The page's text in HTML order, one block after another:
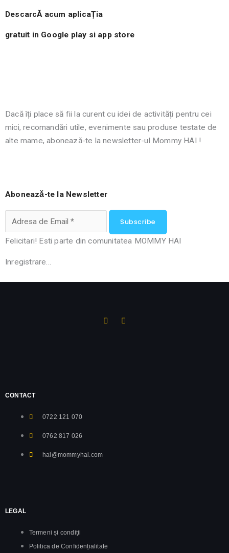
DescarcĂ acum aplicaȚia
gratuit in Google play si app store
Dacă îți place să fii la curent cu idei de activități pentru cei
mici, recomandări utile, evenimente sau produse testate de
alte mame, abonează-te la newsletter-ul Mommy HAI !
Aboneazǎ-te la Newsletter
Subscribe
Felicitari! Esti parte din comunitatea MOMMY HAI
Inregistrare...
CONTACT
0722 121 070
0762 817 026
hai@mommyhai.com
LEGAL
Termeni și condiții
Politica de Confidențialitate